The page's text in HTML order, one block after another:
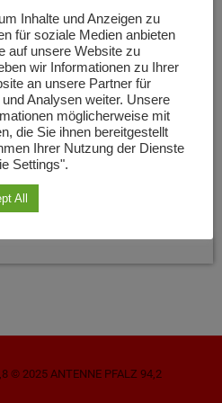
erhält
von
erhält eine Förderung
in die digitale Infrastruktur der
© 2025 ANTENNE PFALZ 94,2
Inhalte und Anzeigen zu
für soziale Medien anbieten
auf unsere Website zu
wir Informationen zu Ihrer
an unsere Partner für
Analysen weiter. Unsere
möglicherweise mit
die Sie ihnen bereitgestellt
Ihrer Nutzung der Dienste
Settings".
All